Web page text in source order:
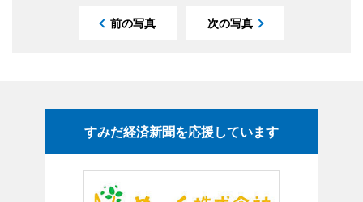
前の写真 次の写真
すみだ経済新聞を応援しています